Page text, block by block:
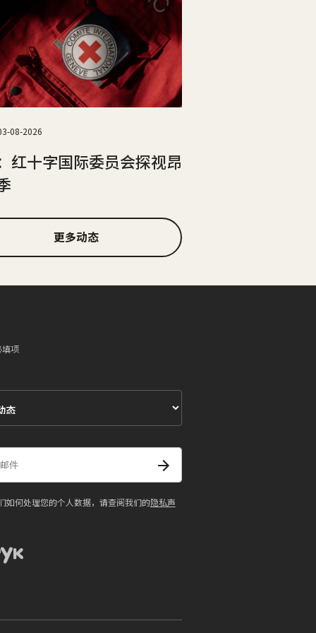
08-2026
红十字国际委员会探视昂
更多动态
项
如何处理您的个人数据，请查阅我们的隐私声